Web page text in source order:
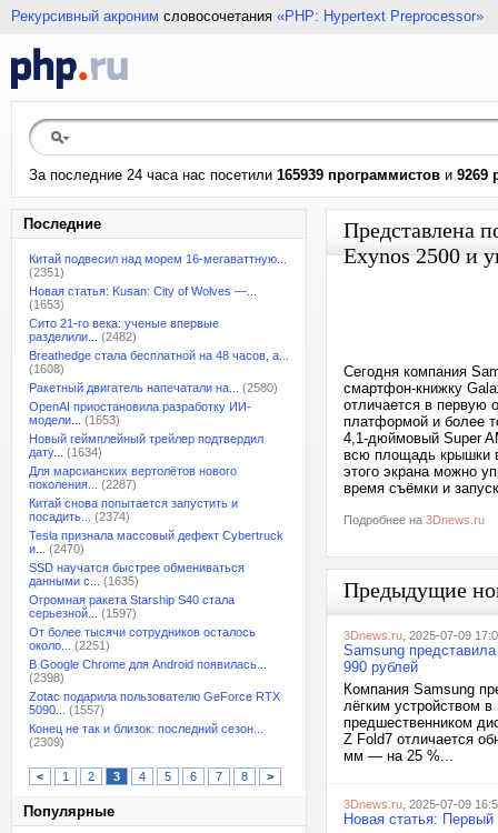
Рекурсивный акроним словосочетания «PHP: Hypertext Preprocessor»
За последние 24 часа нас посетили 165939 программистов и 9269
Последние
Китай подвесил над морем 16-мегаваттную...
(2351)
Новая статья: Kusan: City of Wolves —...
(1653)
Сито 21-го века: ученые впервые
разделили...
(2482)
Breathedge стала бесплатной на 48 часов, а...
(1608)
Ракетный двигатель напечатали на...
(2580)
OpenAI приостановила разработку ИИ-
модели...
(1653)
Новый геймплейный трейлер подтвердил
дату...
(1634)
Для марсианских вертолётов нового
поколения...
(2287)
Китай снова попытается запустить и
посадить...
(2374)
Tesla признала массовый дефект Cybertruck
и...
(2470)
SSD научатся быстрее обмениваться
данными с...
(1635)
Огромная ракета Starship S40 стала
серьезной...
(1597)
От более тысячи сотрудников осталось
около...
(2251)
В Google Chrome для Android появилась...
(2398)
Zotac подарила пользователю GeForce RTX
5090...
(1557)
Конец не так и близок: последний сезон...
(2309)
< 1 2 3 4 5 6 7 8 >
Популярные
Представлена
Exynos 2500 и
Сегодня компания
смартфон-книжку
отличается в первую
платформой и более
4,1-дюймовый Super
всю площадь крышки
этого экрана можно
время съёмки и
Подробнее на 3Dnews.ru
Предыдущие
3Dnews.ru , 2025-07-09
Samsung
990 рублей
Компания Samsung
лёгким устройством
предшественником
Z Fold7 отличается
мм — на 25 %...
3Dnews.ru , 2025-07-09
Новая статья: